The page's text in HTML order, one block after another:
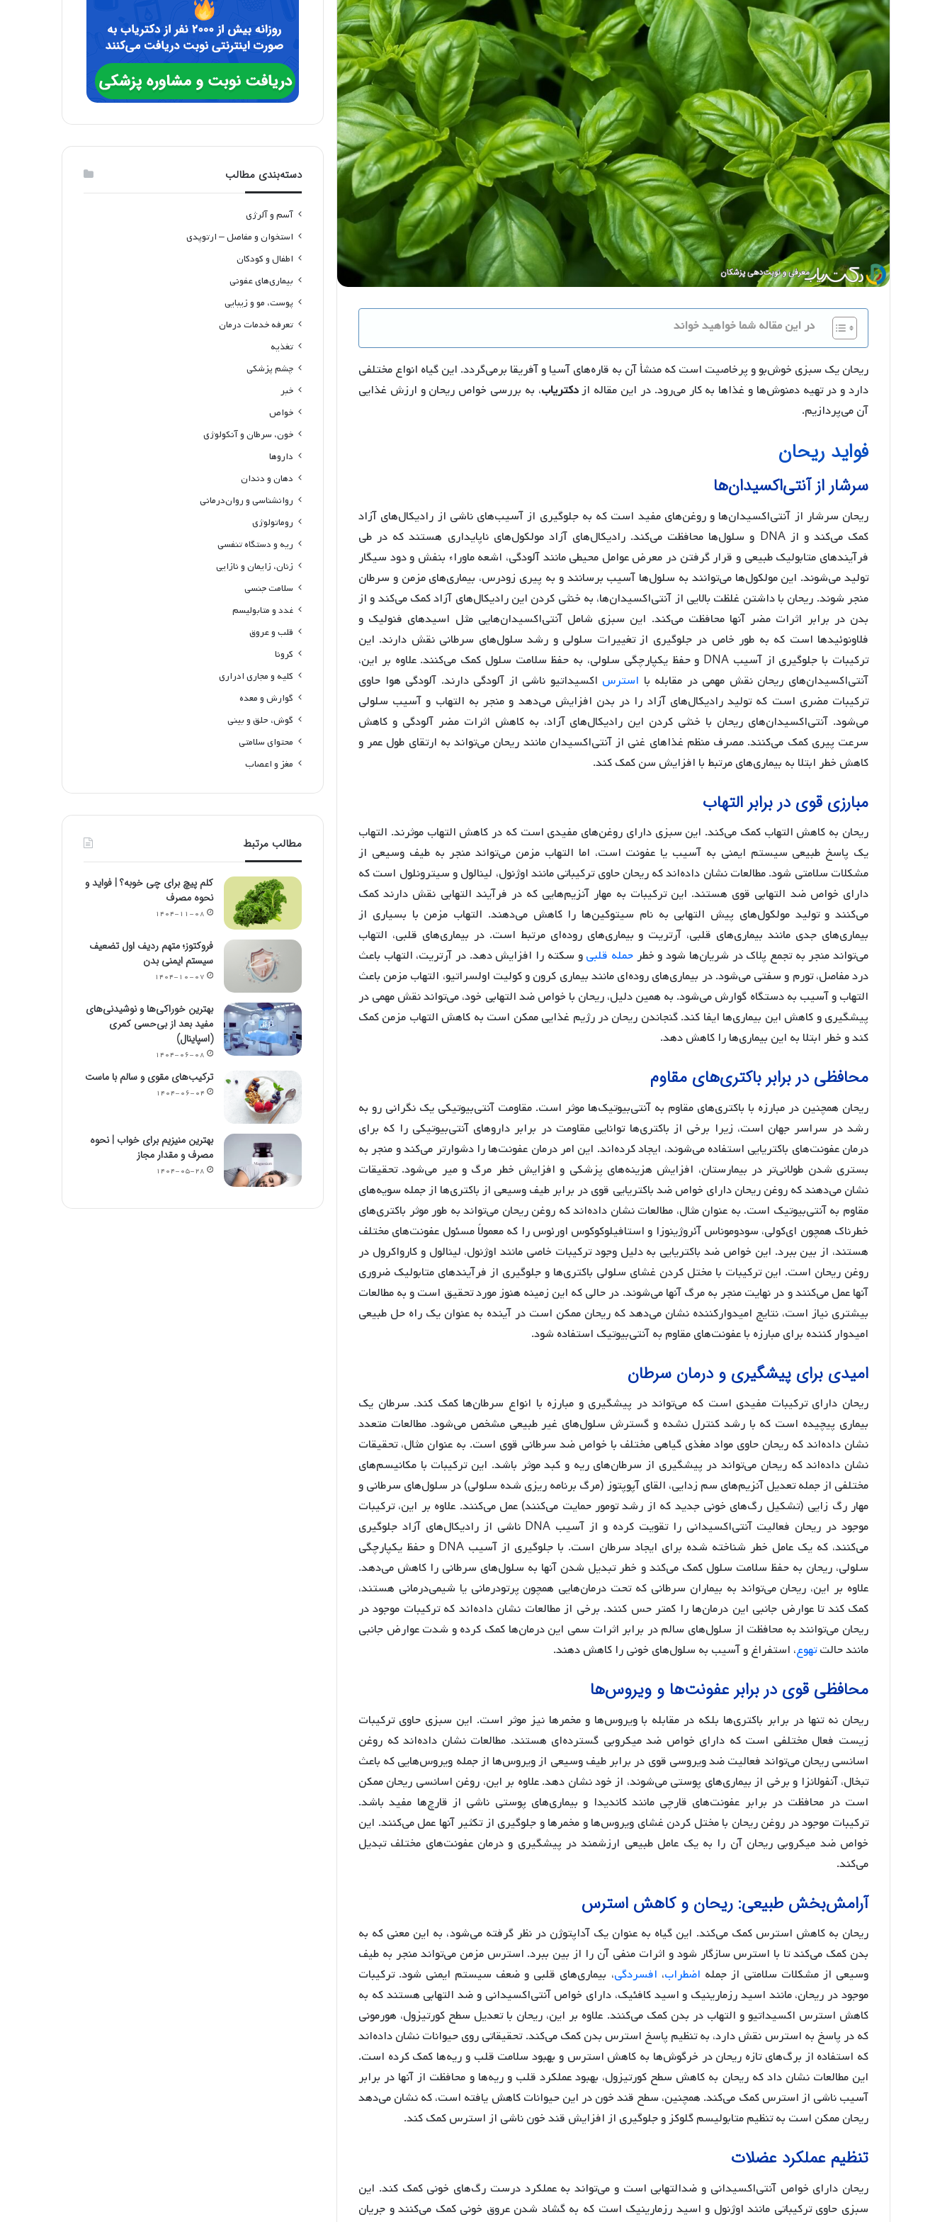
در این مقاله شما خواهید خواند
ریحان یک سبزی خوش‌بو و پرخاصیت است که منشأ آن به قاره‌های آسیا و آفریقا برمی‌گردد. این گیاه انواع مختلفی
دارد و در تهیه دمنوش‌ها و غذاها به کار می‌رود. در این مقاله ازدکتریاب، به بررسی خواص ریحان و ارزش غذایی
آن می‌پردازیم.
فواید ریحان
سرشار از آنتی‌اکسیدان‌ها
ریحان سرشار از آنتی‌اکسیدان‌ها و روغن‌های مفید است که به جلوگیری از آسیب‌های ناشی از رادیکال‌های آزاد
کمک می‌کند و از DNA و سلول‌ها محافظت می‌کند. رادیکال‌های آزاد مولکول‌های ناپایداری هستند که در طی
فرآیندهای متابولیک طبیعی و قرار گرفتن در معرض عوامل محیطی مانند آلودگی، اشعه ماوراء بنفش و دود سیگار
تولید می‌شوند. این مولکول‌ها می‌توانند به سلول‌ها آسیب برسانند و به پیری زودرس، بیماری‌های مزمن و سرطان
منجر شوند. ریحان با داشتن غلظت بالایی از آنتی‌اکسیدان‌ها، به خنثی کردن این رادیکال‌های آزاد کمک می‌کند و از
بدن در برابر اثرات مضر آنها محافظت می‌کند. این سبزی شامل آنتی‌اکسیدان‌هایی مثل اسیدهای فنولیک و
فلاونوئیدها است که به طور خاص در جلوگیری از تغییرات سلولی و رشد سلول‌های سرطانی نقش دارند. این
ترکیبات با جلوگیری از آسیب DNA و حفظ یکپارچگی سلولی، به حفظ سلامت سلول کمک می‌کنند. علاوه بر این،
آنتی‌اکسیدان‌های ریحان نقش مهمی در مقابله با استرس اکسیداتیو ناشی از آلودگی دارند. آلودگی هوا حاوی
ترکیبات مضری است که تولید رادیکال‌های آزاد را در بدن افزایش می‌دهد و منجر به التهاب و آسیب سلولی
می‌شود. آنتی‌اکسیدان‌های ریحان با خنثی کردن این رادیکال‌های آزاد، به کاهش اثرات مضر آلودگی و کاهش
سرعت پیری کمک می‌کنند. مصرف منظم غذاهای غنی از آنتی‌اکسیدان مانند ریحان می‌تواند به ارتقای طول عمر و
کاهش خطر ابتلا به بیماری‌های مرتبط با افزایش سن کمک کند.
مبارزی قوی در برابر التهاب
ریحان به کاهش التهاب کمک می‌کند. این سبزی دارای روغن‌های مفیدی است که در کاهش التهاب موثرند. التهاب
یک پاسخ طبیعی سیستم ایمنی به آسیب یا عفونت است، اما التهاب مزمن می‌تواند منجر به طیف وسیعی از
مشکلات سلامتی شود. مطالعات نشان داده‌اند که ریحان حاوی ترکیباتی مانند اوژنول، لینالول و سیترونلول است که
دارای خواص ضد التهابی قوی هستند. این ترکیبات به مهار آنزیم‌هایی که در فرآیند التهابی نقش دارند کمک
می‌کنند و تولید مولکول‌های پیش التهابی به نام سیتوکین‌ها را کاهش می‌دهند. التهاب مزمن با بسیاری از
بیماری‌های جدی مانند بیماری‌های قلبی، آرتریت و بیماری‌های روده‌ای مرتبط است. در بیماری‌های قلبی، التهاب
می‌تواند منجر به تجمع پلاک در شریان‌ها شود و خطرحمله قلبیو سکته را افزایش دهد. در آرتریت، التهاب باعث
درد مفاصل، تورم و سفتی می‌شود. در بیماری‌های روده‌ای مانند بیماری کرون و کولیت اولسراتیو، التهاب مزمن باعث
التهاب و آسیب به دستگاه گوارش می‌شود. به همین دلیل، ریحان با خواص ضد التهابی خود، می‌تواند نقش مهمی در
پیشگیری و کاهش این بیماری‌ها ایفا کند. گنجاندن ریحان در رژیم غذایی ممکن است به کاهش التهاب مزمن کمک
کند و خطر ابتلا به این بیماری‌ها را کاهش دهد.
محافظی در برابر باکتری‌های مقاوم
ریحان همچنین در مبارزه با باکتری‌های مقاوم به آنتی‌بیوتیک‌ها موثر است. مقاومت آنتی‌بیوتیکی یک نگرانی رو به
رشد در سراسر جهان است، زیرا برخی از باکتری‌ها توانایی مقاومت در برابر داروهای آنتی‌بیوتیکی را که برای
درمان عفونت‌های باکتریایی استفاده می‌شوند، ایجاد کرده‌اند. این امر درمان عفونت‌ها را دشوارتر می‌کند و منجر به
بستری شدن طولانی‌تر در بیمارستان، افزایش هزینه‌های پزشکی و افزایش خطر مرگ و میر می‌شود. تحقیقات
نشان می‌دهند که روغن ریحان دارای خواص ضد باکتریایی قوی در برابر طیف وسیعی از باکتری‌ها از جمله سویه‌های
مقاوم به آنتی‌بیوتیک است. به عنوان مثال، مطالعات نشان داده‌اند که روغن ریحان می‌تواند به طور موثر باکتری‌های
خطرناک همچون ای‌کولی، سودوموناس آئروژینوزا و استافیلوکوکوس اورئوس را که معمولاً مسئول عفونت‌های مختلف
هستند، از بین ببرد. این خواص ضد باکتریایی به دلیل وجود ترکیبات خاصی مانند اوژنول، لینالول و کارواکرول در
روغن ریحان است. این ترکیبات با مختل کردن غشای سلولی باکتری‌ها و جلوگیری از فرآیندهای متابولیک ضروری
آنها عمل می‌کنند و در نهایت منجر به مرگ آنها می‌شوند. در حالی که این زمینه هنوز مورد تحقیق است و به مطالعات
بیشتری نیاز است، نتایج امیدوارکننده نشان می‌دهد که ریحان ممکن است در آینده به عنوان یک راه حل طبیعی
امیدوار کننده برای مبارزه با عفونت‌های مقاوم به آنتی‌بیوتیک استفاده شود.
امیدی برای پیشگیری و درمان سرطان
ریحان دارای ترکیبات مفیدی است که می‌تواند در پیشگیری و مبارزه با انواع سرطان‌ها کمک کند. سرطان یک
بیماری پیچیده است که با رشد کنترل نشده و گسترش سلول‌های غیر طبیعی مشخص می‌شود. مطالعات متعدد
نشان داده‌اند که ریحان حاوی مواد مغذی گیاهی مختلف با خواص ضد سرطانی قوی است. به عنوان مثال، تحقیقات
نشان داده‌اند که ریحان می‌تواند در پیشگیری از سرطان‌های ریه و کبد موثر باشد. این ترکیبات با مکانیسم‌های
مختلفی از جمله تعدیل آنزیم‌های سم زدایی، القای آپوپتوز (مرگ برنامه ریزی شده سلولی) در سلول‌های سرطانی و
مهار رگ زایی (تشکیل رگ‌های خونی جدید که از رشد تومور حمایت می‌کنند) عمل می‌کنند. علاوه بر این، ترکیبات
موجود در ریحان فعالیت آنتی‌اکسیدانی را تقویت کرده و از آسیب DNA ناشی از رادیکال‌های آزاد جلوگیری
می‌کنند، که یک عامل خطر شناخته شده برای ایجاد سرطان است. با جلوگیری از آسیب DNA و حفظ یکپارچگی
سلولی، ریحان به حفظ سلامت سلول کمک می‌کند و خطر تبدیل شدن آنها به سلول‌های سرطانی را کاهش می‌دهد.
علاوه بر این، ریحان می‌تواند به بیماران سرطانی که تحت درمان‌هایی همچون پرتودرمانی یا شیمی‌درمانی هستند،
کمک کند تا عوارض جانبی این درمان‌ها را کمتر حس کنند. برخی از مطالعات نشان داده‌اند که ترکیبات موجود در
ریحان می‌توانند به محافظت از سلول‌های سالم در برابر اثرات سمی این درمان‌ها کمک کرده و شدت عوارض جانبی
مانند حالتتهوع، استفراغ و آسیب به سلول‌های خونی را کاهش دهند.
محافظی قوی در برابر عفونت‌ها و ویروس‌ها
ریحان نه تنها در برابر باکتری‌ها بلکه در مقابله با ویروس‌ها و مخمرها نیز موثر است. این سبزی حاوی ترکیبات
زیست فعال مختلفی است که دارای خواص ضد میکروبی گسترده‌ای هستند. مطالعات نشان داده‌اند که روغن
اسانسی ریحان می‌تواند فعالیت ضد ویروسی قوی در برابر طیف وسیعی از ویروس‌ها از جمله ویروس‌هایی که باعث
تبخال، آنفولانزا و برخی از بیماری‌های پوستی می‌شوند، از خود نشان دهد. علاوه بر این، روغن اسانسی ریحان ممکن
است در محافظت در برابر عفونت‌های قارچی مانند کاندیدا و بیماری‌های پوستی ناشی از قارچ‌ها مفید باشد.
ترکیبات موجود در روغن ریحان با مختل کردن غشای ویروس‌ها و مخمرها و جلوگیری از تکثیر آنها عمل می‌کنند. این
خواص ضد میکروبی ریحان آن را به یک عامل طبیعی ارزشمند در پیشگیری و درمان عفونت‌های مختلف تبدیل
می‌کند.
آرامش‌بخش طبیعی: ریحان و کاهش استرس
ریحان به کاهش استرس کمک می‌کند. این گیاه به عنوان یک آداپتوژن در نظر گرفته می‌شود، به این معنی که به
بدن کمک می‌کند تا با استرس سازگار شود و اثرات منفی آن را از بین ببرد. استرس مزمن می‌تواند منجر به طیف
وسیعی از مشکلات سلامتی از جمله اضطراب، افسردگی، بیماری‌های قلبی و ضعف سیستم ایمنی شود. ترکیبات
موجود در ریحان، مانند اسید رزمارینیک و اسید کافئیک، دارای خواص آنتی‌اکسیدانی و ضد التهابی هستند که به
کاهش استرس اکسیداتیو و التهاب در بدن کمک می‌کنند. علاوه بر این، ریحان با تعدیل سطح کورتیزول، هورمونی
که در پاسخ به استرس نقش دارد، به تنظیم پاسخ استرس بدن کمک می‌کند. تحقیقاتی روی حیوانات نشان داده‌اند
که استفاده از برگ‌های تازه ریحان در خرگوش‌ها به کاهش استرس و بهبود سلامت قلب و ریه‌ها کمک کرده است.
این مطالعات نشان داد که ریحان به کاهش سطح کورتیزول، بهبود عملکرد قلب و ریه‌ها و محافظت از آنها در برابر
آسیب ناشی از استرس کمک می‌کند. همچنین، سطح قند خون در این حیوانات کاهش یافته است، که نشان می‌دهد
ریحان ممکن است به تنظیم متابولیسم گلوکز و جلوگیری از افزایش قند خون ناشی از استرس کمک کند.
تنظیم عملکرد عضلات
ریحان دارای خواص آنتی‌اکسیدانی و ضدالتهابی است و می‌تواند به عملکرد درست رگ‌های خونی کمک کند. این
سبزی حاوی ترکیباتی مانند اوژنول و اسید رزمارینیک است که به گشاد شدن عروق خونی کمک می‌کنند و جریان
دسته‌بندی مطالب
آسم و آلرژی
استخوان و مفاصل – ارتوپدی
اطفال و کودکان
بیماری‌های عفونی
پوست، مو و زیبایی
تعرفه خدمات درمان
تغذیه
چشم پزشکی
خبر
خواص
خون، سرطان و آنکولوژی
داروها
دهان و دندان
روانشناسی و روان‌درمانی
روماتولوژی
ریه و دستگاه تنفسی
زنان، زایمان و نازایی
سلامت جنسی
غدد و متابولیسم
قلب و عروق
کرونا
کلیه و مجاری ادراری
گوارش و معده
گوش، حلق و بینی
محتوای سلامتی
مغز و اعصاب
مطالب مرتبط
کلم پیچ برای چی خوبه؟ | فواید و
نحوه مصرف
۱۴۰۴-۱۱-۰۸
فروکتوز؛ متهم ردیف اول تضعیف
سیستم ایمنی بدن
۱۴۰۴-۱۰-۰۷
بهترین خوراکی‌ها و نوشیدنی‌های
مفید بعد از بی‌حسی کمری
(اسپاینال)
۱۴۰۴-۰۶-۰۸
ترکیب‌های مقوی و سالم با ماست
۱۴۰۴-۰۶-۰۴
بهترین منیزیم برای خواب | نحوه
مصرف و مقدار مجاز
۱۴۰۴-۰۵-۲۸